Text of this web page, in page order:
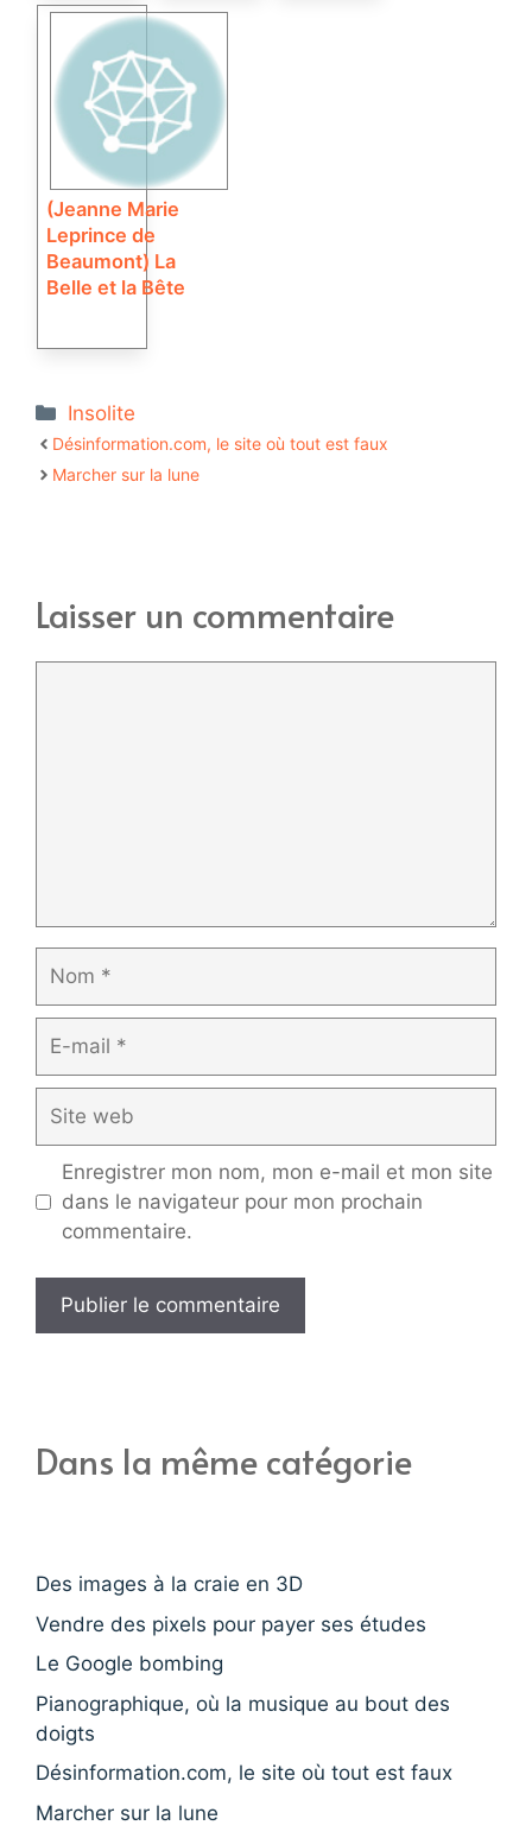
(Jeanne Marie
Leprince de
Beaumont) La
Belle et la Bête
Catégories
Insolite
Désinformation.com, le site où tout est faux
Marcher sur la lune
Laisser un commentaire
mail
web
Enregistrer mon nom, mon e-mail et mon site
dans le navigateur pour mon prochain
commentaire.
Dans la même catégorie
Des images à la craie en 3D
Vendre des pixels pour payer ses études
Le Google bombing
Pianographique, où la musique au bout des
doigts
Désinformation.com, le site où tout est faux
Marcher sur la lune